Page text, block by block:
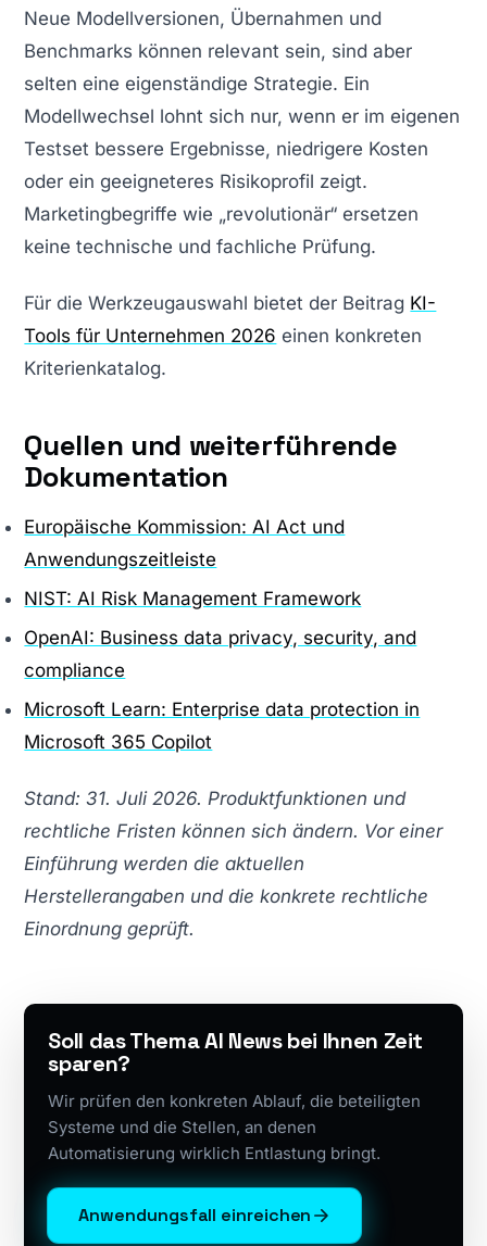
Neue Modellversionen, Übernahmen und
Benchmarks können relevant sein, sind aber
selten eine eigenständige Strategie. Ein
Modellwechsel lohnt sich nur, wenn er im eigenen
Testset bessere Ergebnisse, niedrigere Kosten
oder ein geeigneteres Risikoprofil zeigt.
Marketingbegriffe wie „revolutionär“ ersetzen
keine technische und fachliche Prüfung.
Für die Werkzeugauswahl bietet der Beitrag KI-
Tools für Unternehmen 2026 einen konkreten
Kriterienkatalog.
Quellen und weiterführende
Dokumentation
Europäische Kommission: AI Act und
Anwendungszeitleiste
NIST: AI Risk Management Framework
OpenAI: Business data privacy, security, and
compliance
Microsoft Learn: Enterprise data protection in
Microsoft 365 Copilot
Stand: 31. Juli 2026. Produktfunktionen und
rechtliche Fristen können sich ändern. Vor einer
Einführung werden die aktuellen
Herstellerangaben und die konkrete rechtliche
Einordnung geprüft.
Soll das Thema AI News bei Ihnen Zeit
sparen?
Wir prüfen den konkreten Ablauf, die beteiligten
Systeme und die Stellen, an denen
Automatisierung wirklich Entlastung bringt.
Anwendungsfall einreichen